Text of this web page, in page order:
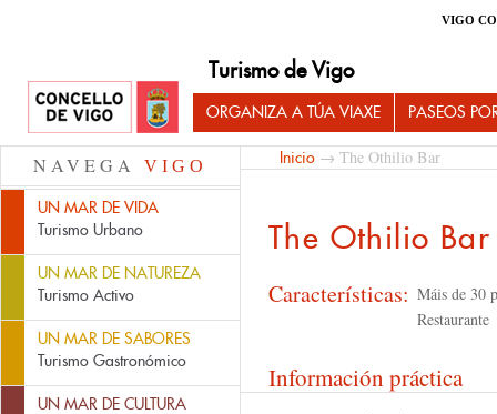
VIGO
Turismo de Vigo
ORGANIZA A TÚA VIAXE PASEOS
NAVEGA VIGO
UN MAR DE VIDA
Turismo Urbano
UN MAR DE NATUREZA
Turismo Activo
UN MAR DE SABORES
Turismo Gastronómico
UN MAR DE CULTURA
Inicio → The Othilio Bar
The Othilio Bar
Características: Máis de 30
Restaurante
Información práctica